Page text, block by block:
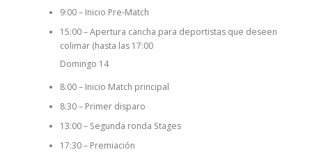
9:00 – Inicio Pre-Match
15:00 – Apertura cancha para deportistas que deseen
colimar (hasta las 17:00
Domingo 14
8:00 – Inicio Match principal
8:30 – Primer disparo
13:00 – Segunda ronda Stages
17:30 – Premiación